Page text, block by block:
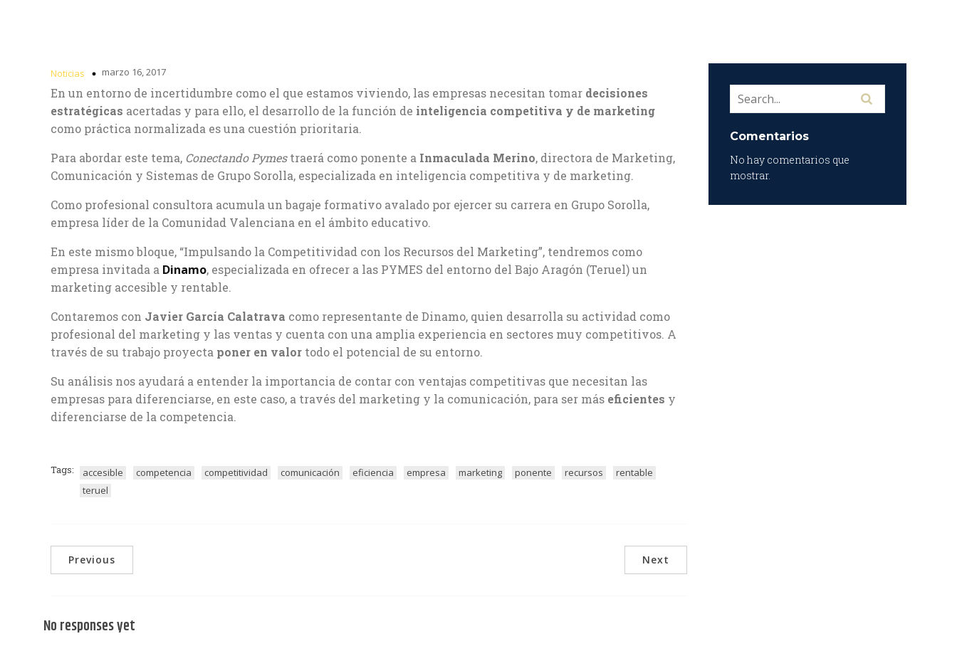
Noticias marzo 16, 2017
En un entorno de incertidumbre como el que estamos viviendo, las empresas necesitan tomar decisiones
estratégicas acertadas y para ello, el desarrollo de la función de inteligencia competitiva y de marketing
como práctica normalizada es una cuestión prioritaria.
Para abordar este tema, Conectando Pymestraerá como ponente a Inmaculada Merino, directora de Marketing,
Comunicación y Sistemas de Grupo Sorolla, especializada en inteligencia competitiva y de marketing.
Como profesional consultora acumula un bagaje formativo avalado por ejercer su carrera en Grupo Sorolla,
empresa líder de la Comunidad Valenciana en el ámbito educativo.
En este mismo bloque, “Impulsando la Competitividad con los Recursos del Marketing”, tendremos como
empresa invitada a Dinamo, especializada en ofrecer a las PYMES del entorno del Bajo Aragón (Teruel) un
marketing accesible y rentable.
Contaremos con Javier García Calatrava como representante de Dinamo, quien desarrolla su actividad como
profesional del marketing y las ventas y cuenta con una amplia experiencia en sectores muy competitivos. A
través de su trabajo proyecta poner en valor todo el potencial de su entorno.
Su análisis nos ayudará a entender la importancia de contar con ventajas competitivas que necesitan las
empresas para diferenciarse, en este caso, a través del marketing y la comunicación, para ser más eficientes y
diferenciarse de la competencia.
Tags: accesible competencia competitividad comunicación eficiencia empresa marketing ponente recursos
rentable
teruel
Previous Next
No responses yet
Comentarios
No hay comentarios que
mostrar.